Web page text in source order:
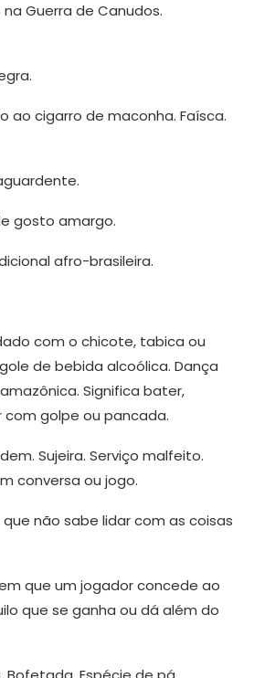
Guerra de Canudos.
ao cigarro de maconha. Faísca.
gosto amargo.
afro-brasileira.
com o chicote, tabica ou
de bebida alcoólica. Dança
Significa bater,
com golpe ou pancada.
Sujeira. Serviço malfeito.
conversa ou jogo.
que não sabe lidar com as coisas
que um jogador concede ao
que se ganha ou dá além do